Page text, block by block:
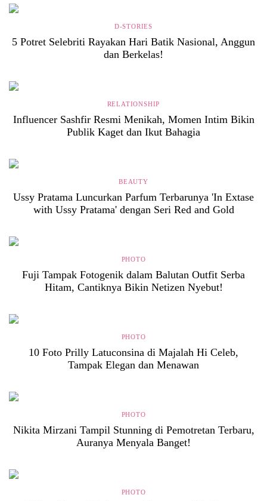
D-STORIES
5 Potret Selebriti Rayakan Hari Batik Nasional, Anggun
dan Berkelas!
RELATIONSHIP
Influencer Sashfir Resmi Menikah, Momen Intim Bikin
Publik Kaget dan Ikut Bahagia
BEAUTY
Ussy Pratama Luncurkan Parfum Terbarunya 'In Extase
with Ussy Pratama' dengan Seri Red and Gold
PHOTO
Fuji Tampak Fotogenik dalam Balutan Outfit Serba
Hitam, Cantiknya Bikin Netizen Nyebut!
PHOTO
10 Foto Prilly Latuconsina di Majalah Hi Celeb,
Tampak Elegan dan Menawan
PHOTO
Nikita Mirzani Tampil Stunning di Pemotretan Terbaru,
Auranya Menyala Banget!
PHOTO